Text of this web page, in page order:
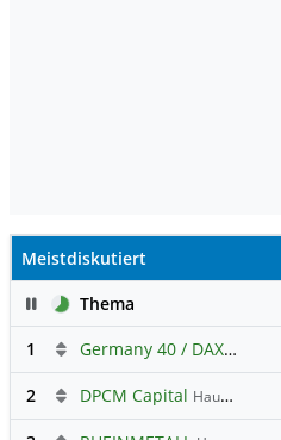
Meistdiskutiert
PauseThema
1
Germany 40 / DAX Prognose
2 DPCM Capital Hauptdiskussion